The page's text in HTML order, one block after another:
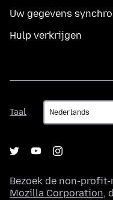
Uw gegevens
Hulp verkrijgen
Taal
Taal
Bezoek de non-
Mozilla Corporation,